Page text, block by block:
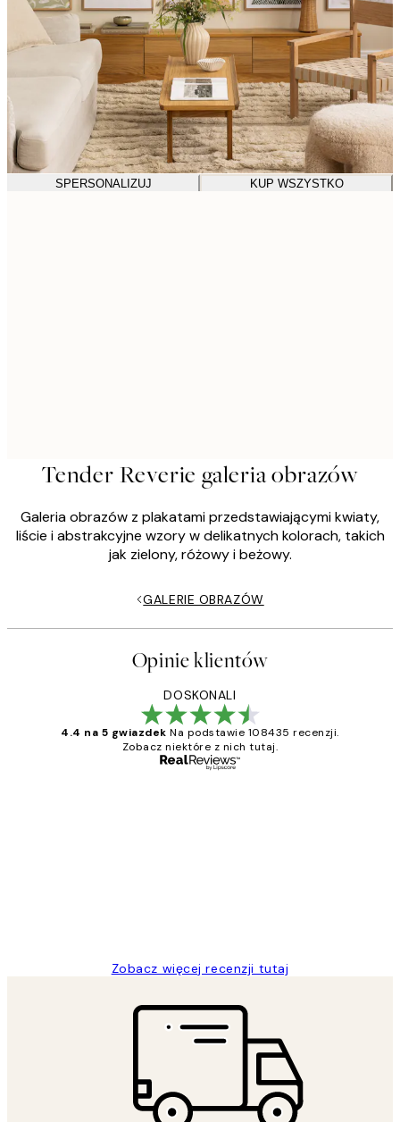
SPERSONALIZUJ KUP WSZYSTKO
Tender Reverie galeria obrazów
Galeria obrazów z plakatami przedstawiającymi kwiaty,
liście i abstrakcyjne wzory w delikatnych kolorach, takich
jak zielony, różowy i beżowy.
GALERIE OBRAZÓW
Opinie klientów
DOSKONALI
4.4 na 5 gwiazdek Na podstawie 108435 recenzji.
Zobacz niektóre z nich tutaj.
Zobacz więcej recenzji tutaj